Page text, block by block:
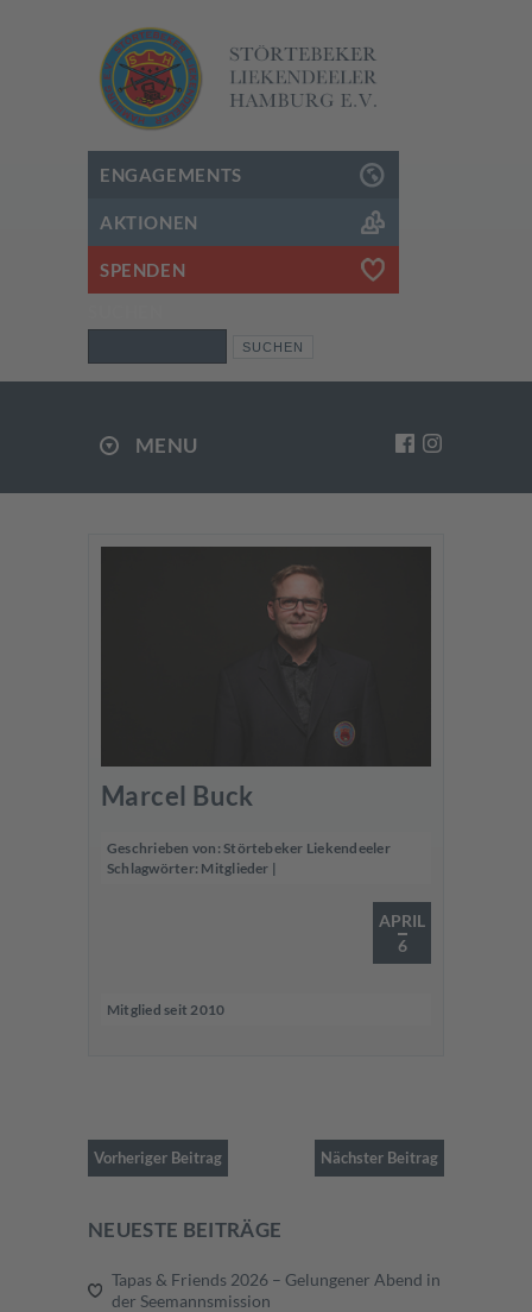
ENGAGEMENTS
AKTIONEN
SPENDEN
MENU
Marcel Buck
Geschrieben von: Störtebeker Liekendeeler
Schlagwörter: Mitglieder |
APRIL
6
Mitglied seit 2010
Vorheriger Beitrag Nächster Beitrag
NEUESTE BEITRÄGE
Tapas & Friends 2026 – Gelungener Abend in
der Seemannsmission